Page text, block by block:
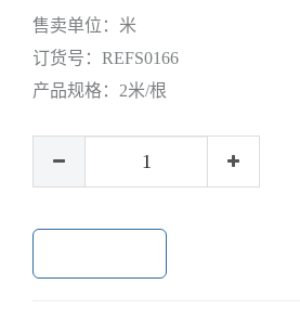
售卖单位： 米
订货号： REFS0166
产品规格： 2米/根